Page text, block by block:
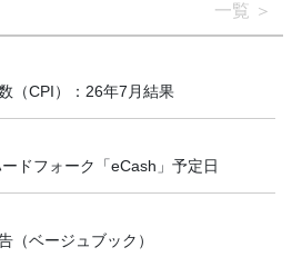
一覧
（CPI）：26年7月結果
ドフォーク「eCash」予定日
（ベージュブック）